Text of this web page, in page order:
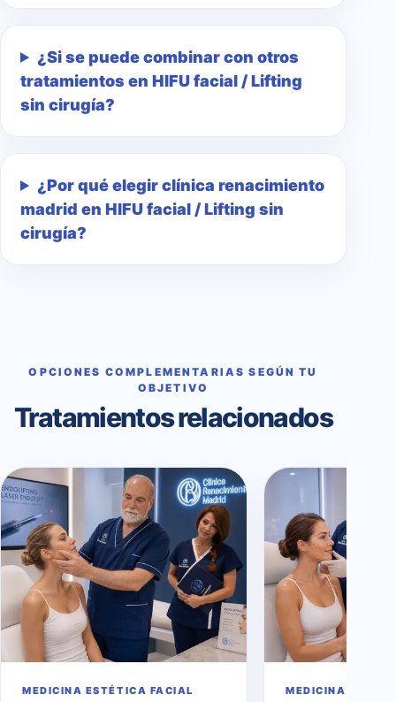
¿Si se puede combinar con otros
tratamientos en HIFU facial / Lifting
sin cirugía?
¿Por qué elegir clínica renacimiento
madrid en HIFU facial / Lifting sin
cirugía?
OPCIONES COMPLEMENTARIAS SEGÚN TU
OBJETIVO
Tratamientos relacionados
MEDICINA ESTÉTICA FACIAL MEDICINA